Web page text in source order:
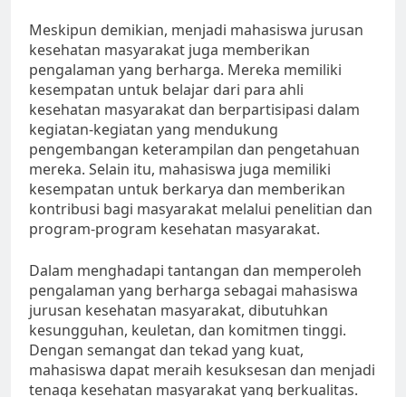
Meskipun demikian, menjadi mahasiswa jurusan
kesehatan masyarakat juga memberikan
pengalaman yang berharga. Mereka memiliki
kesempatan untuk belajar dari para ahli
kesehatan masyarakat dan berpartisipasi dalam
kegiatan-kegiatan yang mendukung
pengembangan keterampilan dan pengetahuan
mereka. Selain itu, mahasiswa juga memiliki
kesempatan untuk berkarya dan memberikan
kontribusi bagi masyarakat melalui penelitian dan
program-program kesehatan masyarakat.
Dalam menghadapi tantangan dan memperoleh
pengalaman yang berharga sebagai mahasiswa
jurusan kesehatan masyarakat, dibutuhkan
kesungguhan, keuletan, dan komitmen tinggi.
Dengan semangat dan tekad yang kuat,
mahasiswa dapat meraih kesuksesan dan menjadi
tenaga kesehatan masyarakat yang berkualitas.